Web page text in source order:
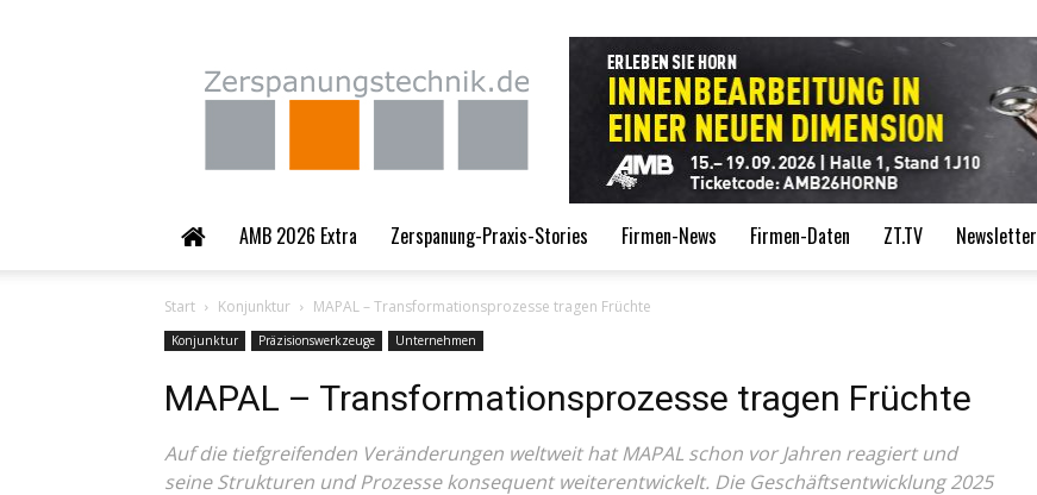
Zerspanungstechnik.de
AMB 2026 Extra Zerspanung-Praxis-Stories Firmen-News Firmen-Daten ZT.TV Newsletter
Start Konjunktur MAPAL – Transformationsprozesse tragen Früchte
Konjunktur Präzisionswerkzeuge Unternehmen
MAPAL – Transformationsprozesse tragen Früchte
Auf die tiefgreifenden Veränderungen weltweit hat MAPAL schon vor Jahren reagiert und
seine Strukturen und Prozesse konsequent weiterentwickelt. Die Geschäftsentwicklung 2025